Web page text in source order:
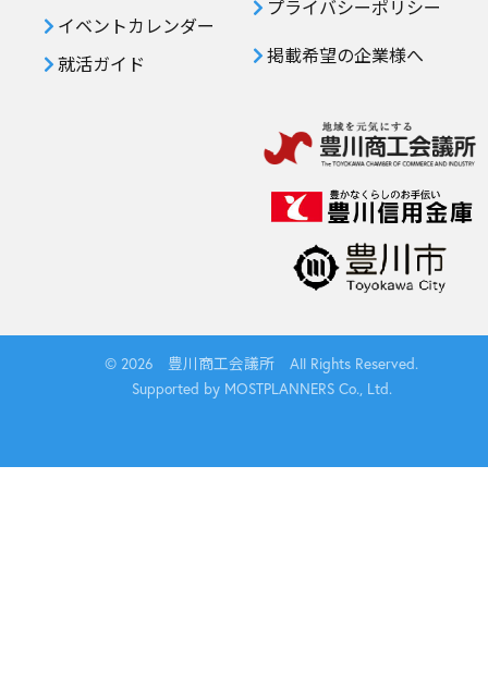
イベントカレンダー
就活ガイド
プライバシーポリシー
掲載希望の企業様へ
© 2026 豊川商工会議所 All Rights Reserved.
Supported by MOSTPLANNERS Co., Ltd.